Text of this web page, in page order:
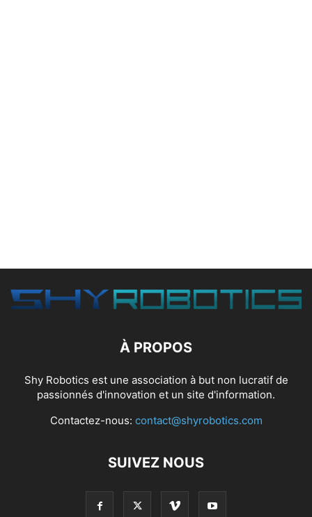
À PROPOS
Shy Robotics est une association à but non lucratif de
passionnés d'innovation et un site d'information.
Contactez-nous: contact@shyrobotics.com
SUIVEZ NOUS